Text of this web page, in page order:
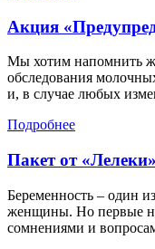
Акция
Мы хотим напомнить
обследования
и, в случае любых
Подробнее
Пакет от
Беременность – один
женщины. Но первые
сомнениями и